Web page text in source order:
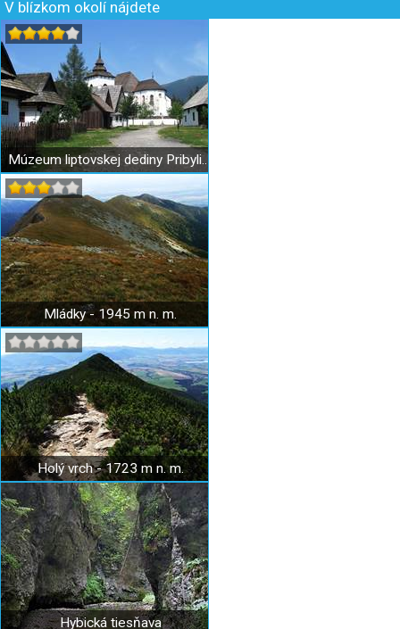
V blízkom okolí nájdete
Múzeum liptovskej dediny Pribylina
Mládky - 1945 m n. m.
Holý vrch - 1723 m n. m.
Hybická tiesňava